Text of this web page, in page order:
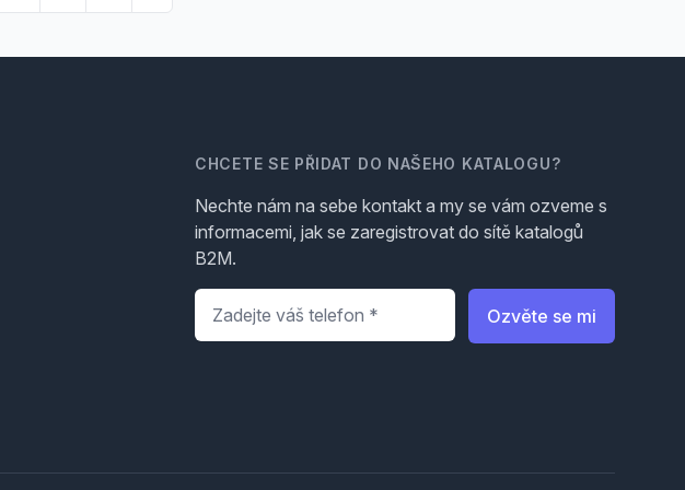
CHCETE SE PŘIDAT DO NAŠEHO KATALOGU?
Nechte nám na sebe kontakt a my se vám ozveme s
informacemi, jak se zaregistrovat do sítě katalogů
B2M.
Telefon
Ozvěte se mi